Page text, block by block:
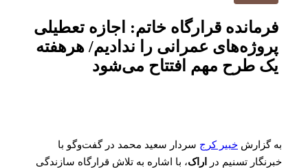
فرمانده قرارگاه خاتم‌: ‌اجازه تعطیلی
پروژه‌های عمرانی را ندادیم/ هرهفته
یک طرح مهم افتتاح می‌شود
به گزارش خبیر کرجسردار سعید محمد در گفت‌و‌گو با
خبرنگار تسنیم در
اراک، با اشاره به تلاش قرارگاه سازندگی